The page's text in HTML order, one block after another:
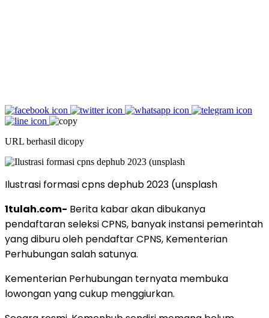
URL berhasil dicopy
Ilustrasi formasi cpns dephub 2023 (unsplash
1tulah.com- Berita kabar akan dibukanya
pendaftaran seleksi CPNS, banyak instansi pemerintah
yang diburu oleh pendaftar CPNS, Kementerian
Perhubungan salah satunya.
Kementerian Perhubungan ternyata membuka
lowongan yang cukup menggiurkan.